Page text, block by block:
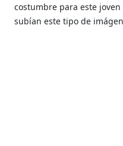
costumbre para este
subían este tipo de